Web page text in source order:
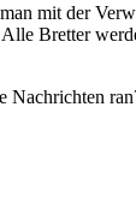
mit der
Bretter